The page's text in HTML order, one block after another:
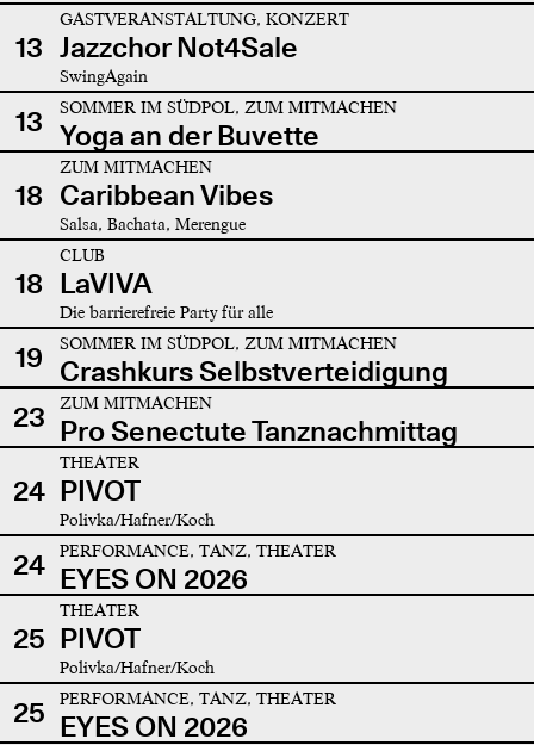
13
GASTVERANSTALTUNG, KONZERT
Jazzchor Not4Sale
SwingAgain
13 SOMMER IM SÜDPOL, ZUM MITMACHEN
Yoga an der Buvette
18
ZUM MITMACHEN
Caribbean Vibes
Salsa, Bachata, Merengue
18
CLUB
LaVIVA
Die barrierefreie Party für alle
19 SOMMER IM SÜDPOL, ZUM MITMACHEN
Crashkurs Selbstverteidigung
23
ZUM MITMACHEN
Pro Senectute Tanznachmittag
24
THEATER
PIVOT
Polivka/Hafner/Koch
24 PERFORMANCE, TANZ, THEATER
EYES ON 2026
25
THEATER
PIVOT
Polivka/Hafner/Koch
25 PERFORMANCE, TANZ, THEATER
EYES ON 2026